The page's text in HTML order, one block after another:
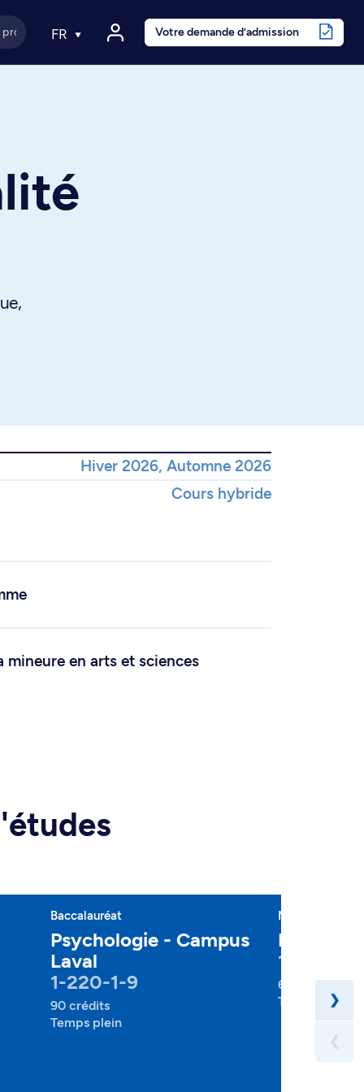
FR Votre demande d’admission
Hiver 2026, Automne 2026
Cours hybride
mineure en arts et sciences
Baccalauréat
Psychologie - Campus
Laval
1-220-1-9
90 crédits
Temps plein
Majeure
1-220-2-
60 crédits
Temps plein
❯
❮